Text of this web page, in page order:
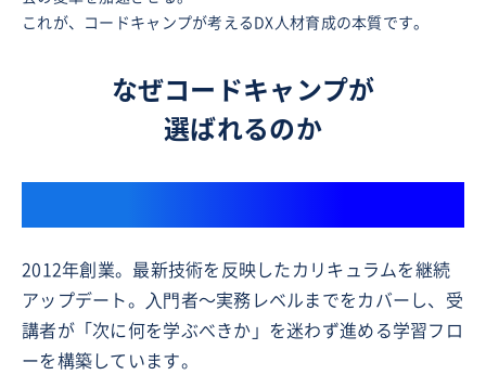
これが、コードキャンプが考えるDX人材育成の本質です。
なぜコードキャンプが
選ばれるのか
2012年創業。最新技術を反映したカリキュラムを継続
アップデート。⼊⾨者〜実務レベルまでをカバーし、受
講者が「次に何を学ぶべきか」を迷わず進める学習フロ
ーを構築しています。